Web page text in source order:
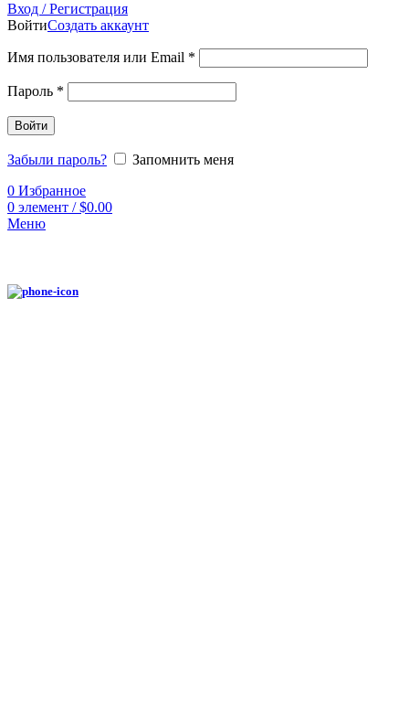
Вход / Регистрация
ВойтиСоздать аккаунт
Имя пользователя или Email *
Пароль *
Войти
Забыли пароль?
Запомнить меня
0 Избранное
0 элемент / $0.00
Меню